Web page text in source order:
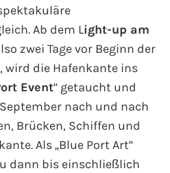
Ab dem Light-up am
zwei Tage vor Beginn der
, wird die Hafenkante ins
Event“ getaucht und
nach und nach
Brücken, Schiffen und
Als „Blue Port Art“
dann bis einschließlich